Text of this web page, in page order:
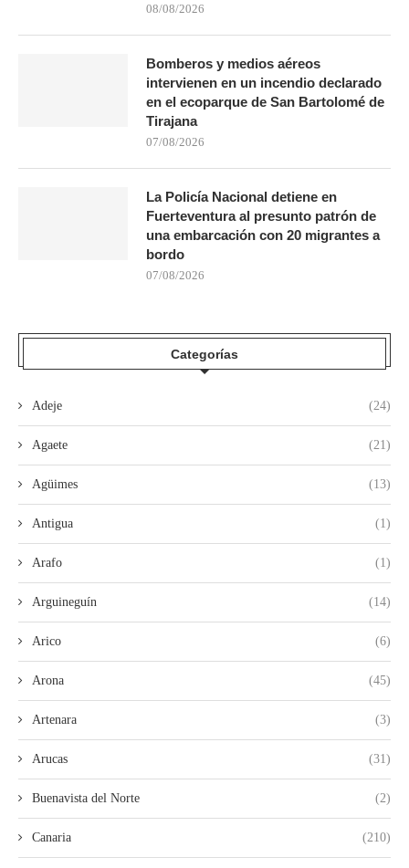
08/08/2026
Bomberos y medios aéreos
intervienen en un incendio declarado
en el ecoparque de San Bartolomé de
Tirajana
07/08/2026
La Policía Nacional detiene en
Fuerteventura al presunto patrón de
una embarcación con 20 migrantes a
bordo
07/08/2026
Categorías
Adeje (24)
Agaete (21)
Agüimes (13)
Antigua (1)
Arafo (1)
Arguineguín (14)
Arico (6)
Arona (45)
Artenara (3)
Arucas (31)
Buenavista del Norte (2)
Canaria (210)